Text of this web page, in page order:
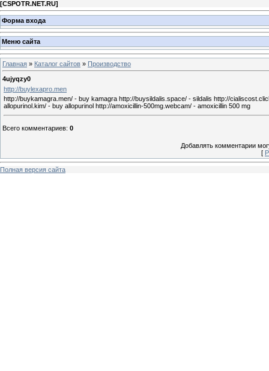
[CSPOTR.NET.RU]
Форма входа
Меню сайта
Главная » Каталог сайтов » Производство
4ujyqzy0
http://buylexapro.men
http://buykamagra.men/ - buy kamagra http://buysildalis.space/ - sildalis http://
allopurinol.kim/ - buy allopurinol http://amoxicillin-500mg.webcam/ - amoxicillin 500 mg
Всего комментариев: 0
Добавлять комментарии
[
Полная версия сайта